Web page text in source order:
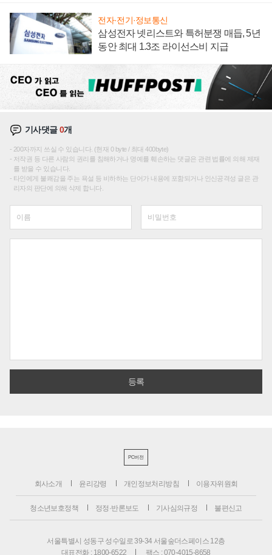
전자·전기·정보통신
삼성전자 넷리스트와 특허분쟁 매듭, 5년
동안 최대 1.3조 라이선스비 지급
기사댓글0개
200자까지 쓰실 수 있습니다. (현재 0 byte / 최대 400byte)
저작권 등 다른 사람의 권리를 침해하거나 명예를 훼손하는 댓글은 관련 법률에 의해 제재
를 받을 수 있습니다.
타인에게 불쾌감을 주는 욕설 등 비하하는 단어가 내용에 포함되거나 인신공격성 글은 관
리자의 판단에 의해 삭제 합니다.
PC버전
회사소개 윤리강령 개인정보처리방침 이용자위원회
청소년보호정책 정정·반론보도 기사심의규정 불편신고
서울특별시 성동구 성수일로 39-34 서울숲더스페이스 12층
대표전화 : 1800-6522
팩스 : 070-4015-8658